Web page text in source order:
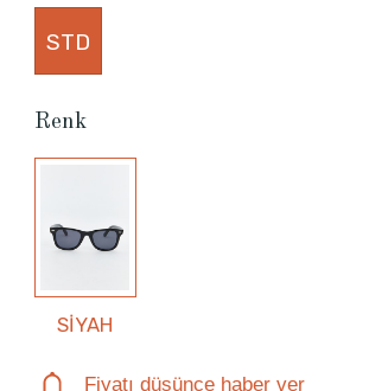
STD
Renk
SİYAH
Fiyatı düşünce haber ver